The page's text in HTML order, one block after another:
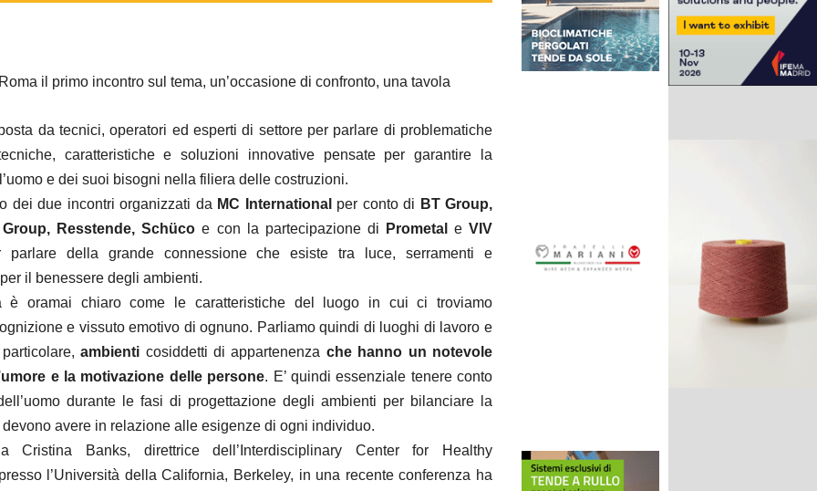
il primo incontro sul tema, un’occasione di confronto, una tavola
da tecnici, operatori ed esperti di settore per parlare di problematiche
caratteristiche e soluzioni innovative pensate per garantire la
e dei suoi bisogni nella filiera delle costruzioni.
dei due incontri organizzati da MC International per conto di BT Group,
Resstende, Schüco e con la partecipazione di Prometal eVIV
della grande connessione che esiste tra luce, serramenti e
il benessere degli ambienti.
è oramai chiaro come le caratteristiche del luogo in cui ci troviamo
e vissuto emotivo di ognuno. Parliamo quindi di luoghi di lavoro e
ambienti cosiddetti di appartenenza che hanno un notevole
e la motivazione delle persone. E’ quindi essenziale tenere conto
durante le fasi di progettazione degli ambienti per bilanciare la
avere in relazione alle esigenze di ogni individuo.
Cristina Banks, direttrice dell’Interdisciplinary Center for Healthy
l’Università della California, Berkeley, in una recente conferenza ha